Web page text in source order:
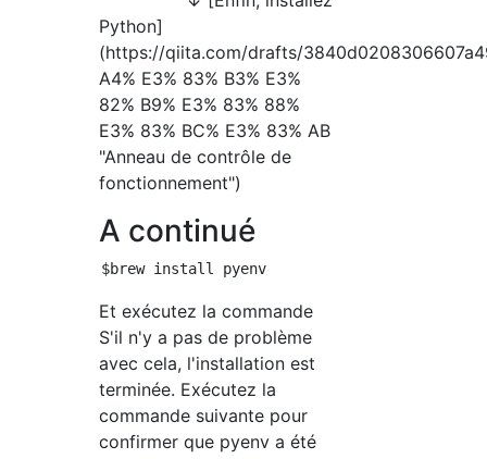
Python]
(https://qiita.com/drafts/
A4% E3% 83% B3% E3%
82% B9% E3% 83% 88%
E3% 83% BC% E3% 83% AB
"Anneau de contrôle de
fonctionnement")
A continué
Et exécutez la commande
S'il n'y a pas de problème
avec cela, l'installation est
terminée. Exécutez la
commande suivante pour
confirmer que pyenv a été